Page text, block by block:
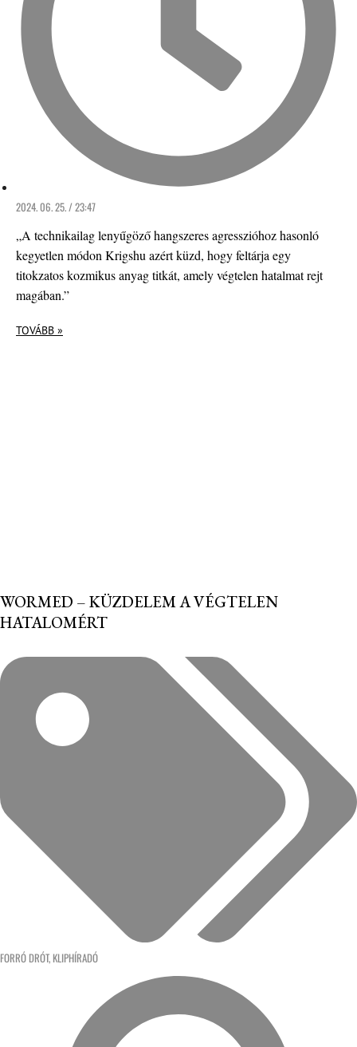
2024. 06. 25. / 23:47
„A technikailag lenyűgöző hangszeres agresszióhoz hasonló
kegyetlen módon Krigshu azért küzd, hogy feltárja egy
titokzatos kozmikus anyag titkát, amely végtelen hatalmat rejt
magában.”
TOVÁBB »
WORMED – KÜZDELEM A VÉGTELEN
HATALOMÉRT
FORRÓ DRÓT, KLIPHÍRADÓ